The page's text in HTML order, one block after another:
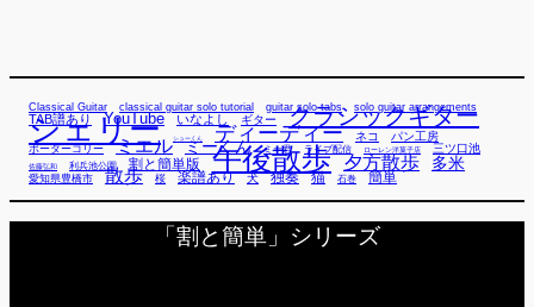
Classical Guitar classical guitar solo tutorial guitar solo tabs solo guitar arrangements
TAB譜あり YouTube いなよし ギター クラシックギター
シェリー シューくん ディーディー ネコ パン工房
ボーダーコリー ミエル ミーくん ミー君 ライブ配信 ローレン洋菓子店 三ツ口池
佐藤弘和 利兵池公園 割と簡単版 午後散歩 夕方散歩 多米
愛知県豊橋市 散歩 桜 楽譜あり 犬 独奏 猫 石巻 簡単
「割と簡単」シリーズ